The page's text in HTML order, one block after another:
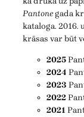
Pantonegada
kataloga. 2016.
krāsas var būt
2025
2024
2023
2022
2021